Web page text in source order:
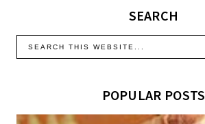
SEARCH
POPULAR POSTS